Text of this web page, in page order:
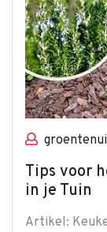
Tips voor
in je Tuin
Artikel: